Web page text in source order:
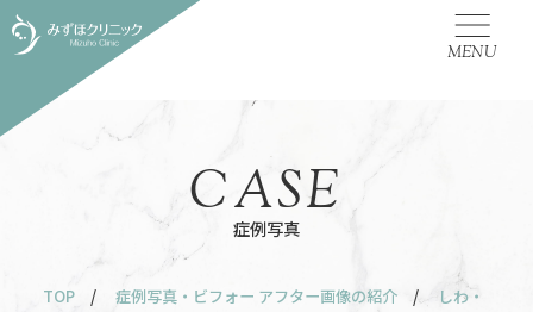
MENU
症例写真
CASE
TOP / 症例写真・ビフォー アフター画像の紹介 /
しわ・